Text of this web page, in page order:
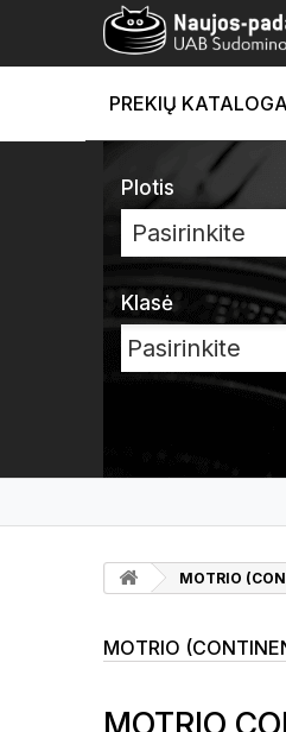
PREKIŲ
Plotis
Pasirinkite
Klasė
MOTRIO
MOTRIO